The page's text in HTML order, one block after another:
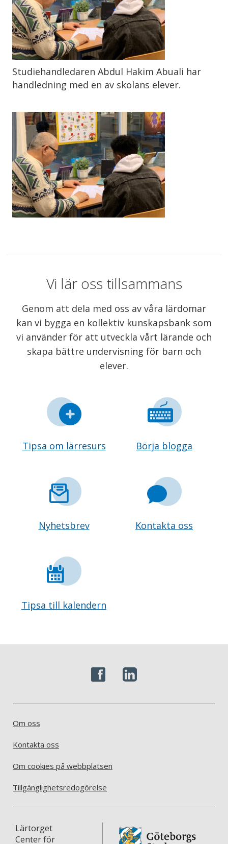
Studiehandledaren Abdul Hakim Abuali har
handledning med en av skolans elever.
Vi lär oss tillsammans
Genom att dela med oss av våra lärdomar
kan vi bygga en kollektiv kunskapsbank som
vi använder för att utveckla vårt lärande och
skapa bättre undervisning för barn och
elever.
Tipsa om lärresurs Börja blogga
Nyhetsbrev Kontakta oss
Tipsa till kalendern
Om oss
Kontakta oss
Om cookies på webbplatsen
Tillgänglighetsredogörelse
Lärtorget
Center för